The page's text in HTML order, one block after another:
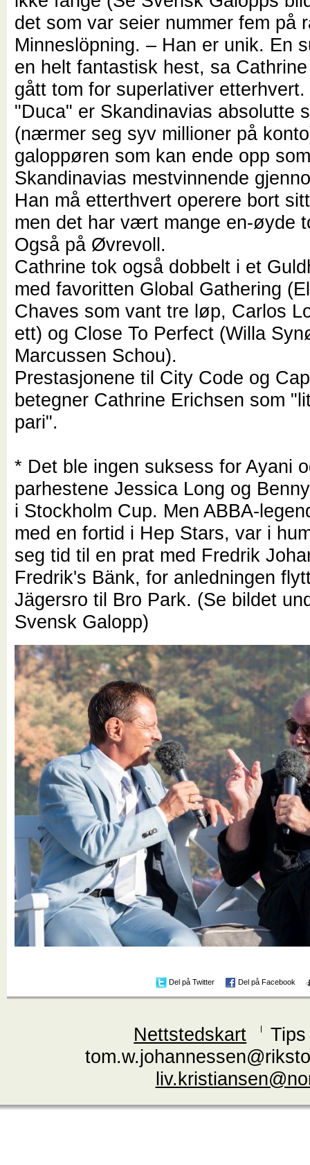
det som var seier nummer fem på
Minneslöpning. – Han er unik. En
en helt fantastisk hest, sa
gått tom for superlativer etterhvert.
"Duca" er Skandinavias absolutte
(nærmer seg syv millioner på
galoppøren som kan ende opp
Skandinavias mestvinnende
Han må etterthvert operere bort
men det har vært mange en-øyde
Også på Øvrevoll.
Cathrine tok også dobbelt i et
med favoritten Global Gathering
Chaves som vant tre løp, Carlos
ett) og Close To Perfect (Willa
Marcussen Schou).
Prestasjonene til City Code og
betegner Cathrine Erichsen som
pari".
* Det ble ingen suksess for Ayani
parhestene Jessica Long og
i Stockholm Cup. Men ABBA-
med en fortid i Hep Stars, var i
seg tid til en prat med Fredrik
Fredrik's Bänk, for anledningen
Jägersro til Bro Park. (Se bildet
Svensk Galopp)
Del på Twitter Del på Facebook
Nettstedskart